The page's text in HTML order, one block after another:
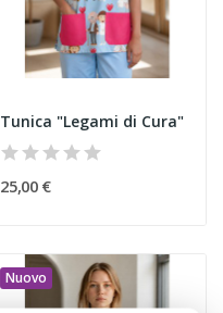
Tunica "Legami di Cura"
25,00 €
Nuovo